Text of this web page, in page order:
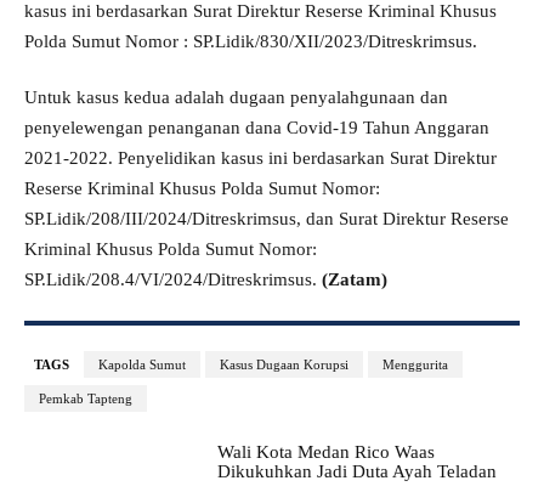
kasus ini berdasarkan Surat Direktur Reserse Kriminal Khusus
Polda Sumut Nomor : SP.Lidik/830/XII/2023/Ditreskrimsus.
Untuk kasus kedua adalah dugaan penyalahgunaan dan
penyelewengan penanganan dana Covid-19 Tahun Anggaran
2021-2022. Penyelidikan kasus ini berdasarkan Surat Direktur
Reserse Kriminal Khusus Polda Sumut Nomor:
SP.Lidik/208/III/2024/Ditreskrimsus, dan Surat Direktur Reserse
Kriminal Khusus Polda Sumut Nomor:
SP.Lidik/208.4/VI/2024/Ditreskrimsus. (Zatam)
TAGS Kapolda Sumut Kasus Dugaan Korupsi Menggurita
Pemkab Tapteng
Wali Kota Medan Rico Waas
Dikukuhkan Jadi Duta Ayah Teladan